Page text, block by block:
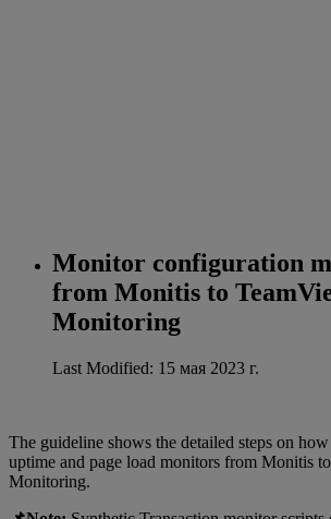
Monitor configuration
from Monitis to
Monitoring
Last Modified: 15 мая 2023 г.
The guideline shows the detailed steps on
uptime and page load monitors from Monitis
Monitoring.